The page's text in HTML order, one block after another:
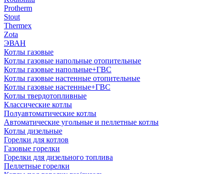
Protherm
Stout
Thermex
Zota
ЭВАН
Котлы газовые
Котлы газовые напольные отопительные
Котлы газовые напольные+ГВС
Котлы газовые настенные отопительные
Котлы газовые настенные+ГВС
Котлы твердотопливные
Классические котлы
Полуавтоматические котлы
Автоматические угольные и пеллетные котлы
Котлы дизельные
Горелки для котлов
Газовые горелки
Горелки для дизельного топлива
Пеллетные горелки